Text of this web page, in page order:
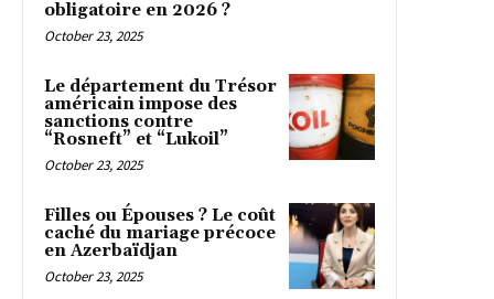
obligatoire en 2026 ?
October 23, 2025
Le département du Trésor
américain impose des
sanctions contre
“Rosneft” et “Lukoil”
October 23, 2025
Filles ou Épouses ? Le coût
caché du mariage précoce
en Azerbaïdjan
October 23, 2025